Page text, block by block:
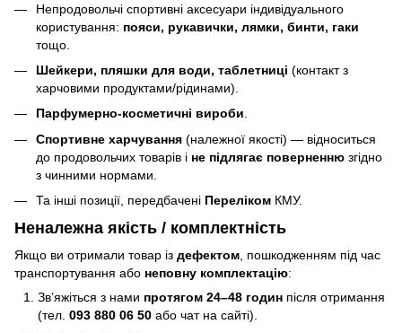
Непродовольчі спортивні аксесуари індивідуального
користування: пояси, рукавички, лямки, бинти, гаки
тощо.
Шейкери, пляшки для води, таблетниці (контакт з
харчовими продуктами/рідинами).
Парфумерно-косметичні вироби.
Спортивне харчування (належної якості) — відноситься
до продовольчих товарів і не підлягає поверненню згідно
з чинними нормами.
Та інші позиції, передбачені Переліком КМУ.
Неналежна якість / комплектність
Якщо ви отримали товар із дефектом , пошкодженням під час
транспортування або неповну комплектацію:
Зв’яжіться з нами протягом 24–48 годин після отримання
(тел. 093 880 06 50 або чат на сайті).